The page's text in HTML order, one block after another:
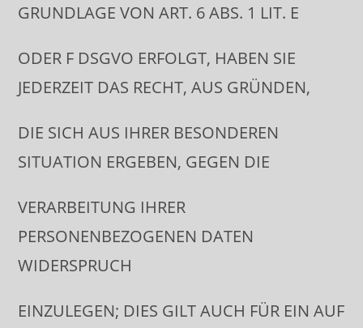
GRUNDLAGE VON ART. 6 ABS. 1 LIT. E
ODER F DSGVO ERFOLGT, HABEN SIE
JEDERZEIT DAS RECHT, AUS GRÜNDEN,
DIE SICH AUS IHRER BESONDEREN
SITUATION ERGEBEN, GEGEN DIE
VERARBEITUNG IHRER
PERSONENBEZOGENEN DATEN
WIDERSPRUCH
EINZULEGEN; DIES GILT AUCH FÜR EIN AUF